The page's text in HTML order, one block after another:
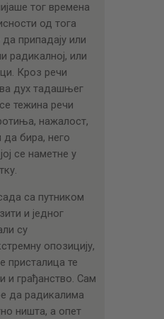
тог времена
од тога
припадају или
радикалној, или
Кроз речи
дух тадашњег
тежина речи
нажалост,
да бира, него
се наметне у
са путником
и једног
су
опозицију,
присталица те
и грађанство. Сам
да радикалима
ништа, а опет